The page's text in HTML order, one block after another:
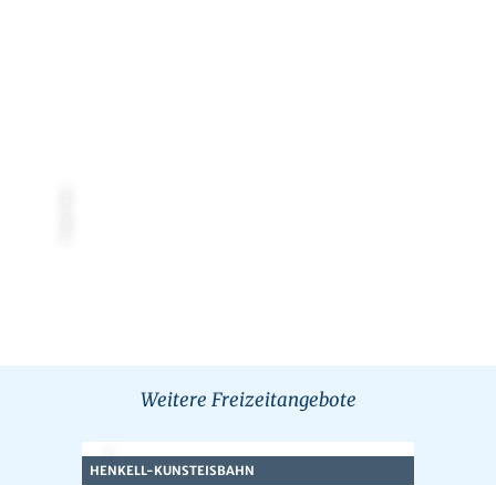
Weitere Freizeitangebote
© iStock
HENKELL-KUNSTEISBAHN